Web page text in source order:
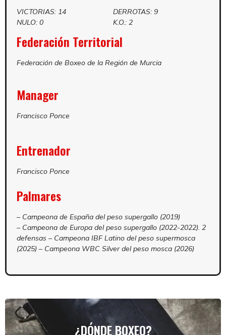
VICTORIAS: 14
DERROTAS: 9
NULO: 0
K.O.: 2
Federación Territorial
Federación de Boxeo de la Región de Murcia
Manager
Francisco Ponce
Entrenador
Francisco Ponce
Palmares
– Campeona de España del peso supergallo (2019)
– Campeona de Europa del peso supergallo (2022-2022). 2
defensas – Campeona IBF Latino del peso supermosca
(2025) – Campeona WBC Silver del peso mosca (2026)
¿DÓNDE BOXEO?